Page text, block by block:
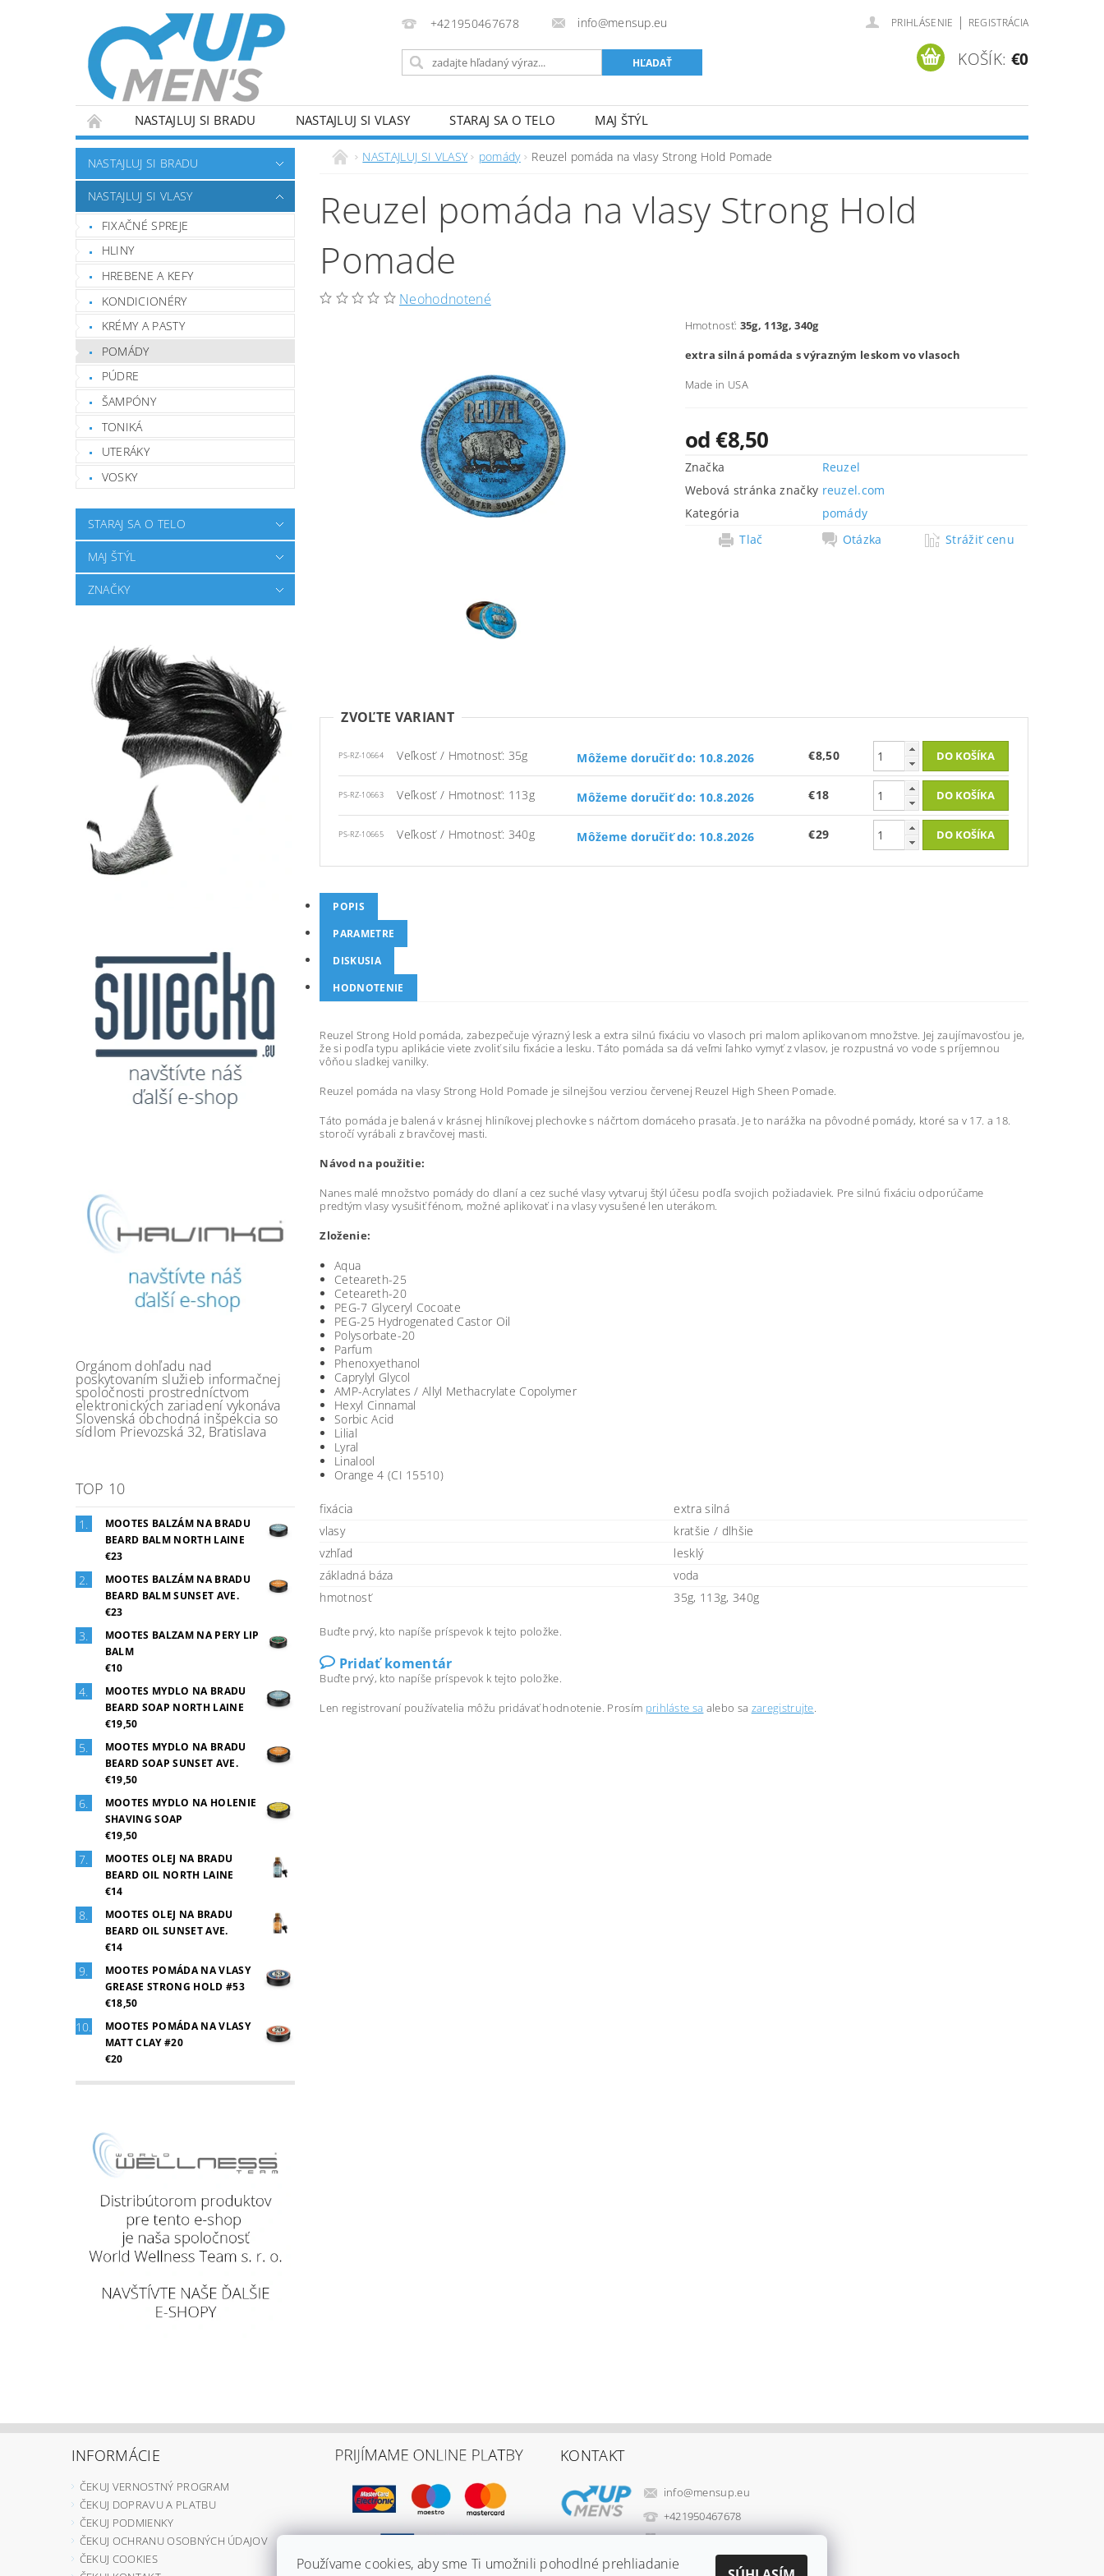
+421950467678 info@mensup.eu PRIHLÁSENIE | REGISTRÁCIA
KOŠÍK: €0
NASTAJLUJ SI BRADU NASTAJLUJ SI VLASY STARAJ SA O TELO MAJ ŠTÝL
NASTAJLUJ SI BRADU
NASTAJLUJ SI VLASY
FIXAČNÉ SPREJE
HLINY
HREBENE A KEFY
KONDICIONÉRY
KRÉMY A PASTY
POMÁDY
PÚDRE
ŠAMPÓNY
TONIKÁ
UTERÁKY
VOSKY
STARAJ SA O TELO
MAJ ŠTÝL
ZNAČKY
Orgánom dohľadu nad
poskytovaním služieb informačnej
spoločnosti prostredníctvom
elektronických zariadení vykonáva
Slovenská obchodná inšpekcia so
sídlom Prievozská 32, Bratislava
TOP 10
MOOTES BALZÁM NA BRADU
BEARD BALM NORTH LAINE
€23
MOOTES BALZÁM NA BRADU
BEARD BALM SUNSET AVE.
€23
MOOTES BALZAM NA PERY LIP
BALM
€10
MOOTES MYDLO NA BRADU
BEARD SOAP NORTH LAINE
€19,50
MOOTES MYDLO NA BRADU
BEARD SOAP SUNSET AVE.
€19,50
MOOTES MYDLO NA HOLENIE
SHAVING SOAP
€19,50
MOOTES OLEJ NA BRADU
BEARD OIL NORTH LAINE
€14
MOOTES OLEJ NA BRADU
BEARD OIL SUNSET AVE.
€14
MOOTES POMÁDA NA VLASY
GREASE STRONG HOLD #53
€18,50
MOOTES POMÁDA NA VLASY
MATT CLAY #20
€20
NASTAJLUJ SI VLASY pomády Reuzel pomáda na vlasy Strong Hold Pomade
Reuzel pomáda na vlasy Strong Hold
Pomade
Neohodnotené
Hmotnosť: 35g, 113g, 340g
extra silná pomáda s výrazným leskom vo vlasoch
Made in USA
od €8,50
Značka
Reuzel
Webová stránka značky reuzel.com
Kategória
pomády
Tlač
Otázka Strážiť cenu
ZVOĽTE VARIANT
PS-RZ-10664 Veľkosť / Hmotnosť: 35g Môžeme doručiť do: 10.8.2026 €8,50
PS-RZ-10663 Veľkosť / Hmotnosť: 113g Môžeme doručiť do: 10.8.2026 €18
PS-RZ-10665 Veľkosť / Hmotnosť: 340g Môžeme doručiť do: 10.8.2026 €29
POPIS
PARAMETRE
DISKUSIA
HODNOTENIE
Reuzel Strong Hold pomáda, zabezpečuje výrazný lesk a extra silnú fixáciu vo vlasoch pri malom aplikovanom množstve. Jej zaujímavosťou je,
že si podľa typu aplikácie viete zvoliť silu fixácie a lesku. Táto pomáda sa dá veľmi ľahko vymyť z vlasov, je rozpustná vo vode s príjemnou
vôňou sladkej vanilky.
Reuzel pomáda na vlasy Strong Hold Pomade je silnejšou verziou červenej Reuzel High Sheen Pomade.
Táto pomáda je balená v krásnej hliníkovej plechovke s náčrtom domáceho prasaťa. Je to narážka na pôvodné pomády, ktoré sa v 17. a 18.
storočí vyrábali z bravčovej masti.
Návod na použitie:
Nanes malé množstvo pomády do dlaní a cez suché vlasy vytvaruj štýl účesu podľa svojich požiadaviek. Pre silnú fixáciu odporúčame
predtým vlasy vysušiť fénom, možné aplikovať i na vlasy vysušené len uterákom.
Zloženie:
Aqua
Ceteareth-25
Ceteareth-20
PEG-7 Glyceryl Cocoate
PEG-25 Hydrogenated Castor Oil
Polysorbate-20
Parfum
Phenoxyethanol
Caprylyl Glycol
AMP-Acrylates / Allyl Methacrylate Copolymer
Hexyl Cinnamal
Sorbic Acid
Lilial
Lyral
Linalool
Orange 4 (CI 15510)
fixácia
extra silná
vlasy
kratšie / dlhšie
vzhľad
lesklý
základná báza
voda
hmotnosť
35g, 113g, 340g
Buďte prvý, kto napíše príspevok k tejto položke.
Pridať komentár
Buďte prvý, kto napíše príspevok k tejto položke.
Len registrovaní používatelia môžu pridávať hodnotenie. Prosím prihláste sa alebo sa zaregistrujte.
INFORMÁCIE
ČEKUJ VERNOSTNÝ PROGRAM
ČEKUJ DOPRAVU A PLATBU
ČEKUJ PODMIENKY
ČEKUJ OCHRANU OSOBNÝCH ÚDAJOV
ČEKUJ COOKIES
KONTAKT
info@mensup.eu
+421950467678
World Wellness Team
Používame cookies, aby sme Ti umožnili pohodlné prehliadanie